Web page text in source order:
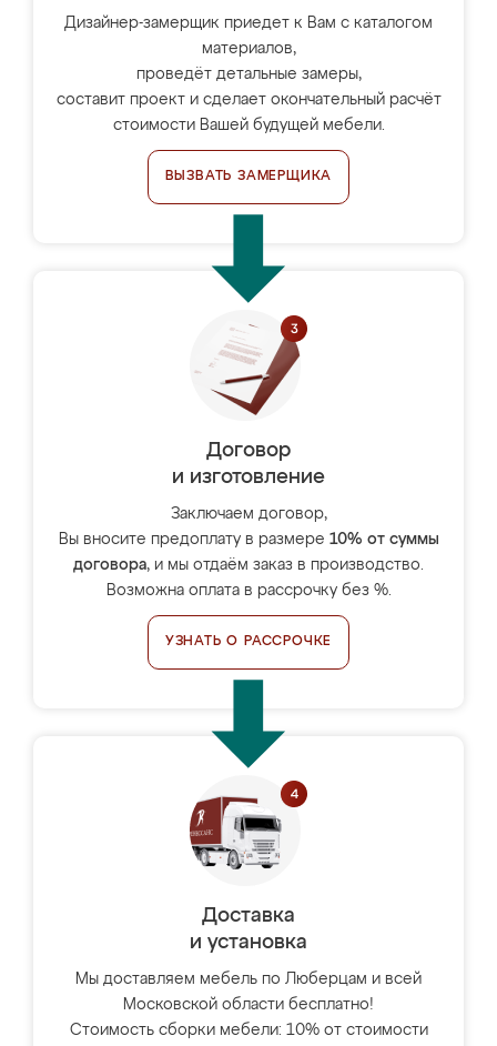
Дизайнер-замерщик приедет к Вам с каталогом
материалов,
проведёт детальные замеры,
составит проект и сделает окончательный расчёт
стоимости Вашей будущей мебели.
ВЫЗВАТЬ ЗАМЕРЩИКА
Договор
и изготовление
Заключаем договор,
Вы вносите предоплату в размере 10% от суммы
договора, и мы отдаём заказ в производство.
Возможна оплата в рассрочку без %.
УЗНАТЬ О РАССРОЧКЕ
Доставка
и установка
Мы доставляем мебель по Люберцам и всей
Московской области бесплатно!
Стоимость сборки мебели: 10% от стоимости